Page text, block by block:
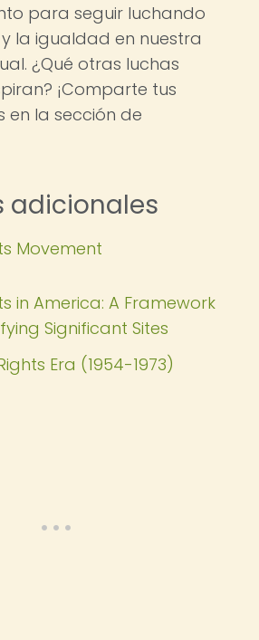
para seguir luchando
la igualdad en nuestra
¿Qué otras luchas
¡Comparte tus
en la sección de
adicionales
Movement
in America: A Framework
Significant Sites
Era (1954-1973)